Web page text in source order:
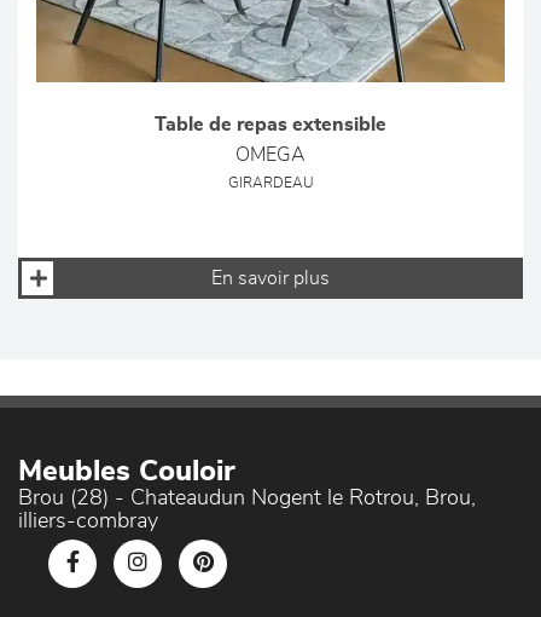
Table de repas extensible
OMEGA
GIRARDEAU
En savoir plus
Meubles Couloir
Brou (28) - Chateaudun Nogent le Rotrou, Brou,
illiers-combray